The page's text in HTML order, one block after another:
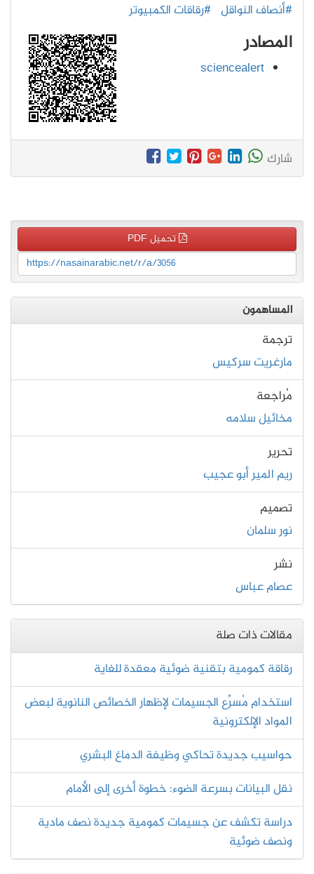
#أنصاف النواقل #رقاقات الكمبيوتر
المصادر
sciencealert
شارك
تحميل PDF
https://nasainarabic.net/r/a/3056
المساهمون
ترجمة
مارغريت سركيس
مُراجعة
مخائيل سلامه
تحرير
ريم المير أبو عجيب
تصميم
نور سلمان
نشر
عصام عباس
مقالات ذات صلة
رقاقة كمومية بتقنية ضوئية معقدة للغاية
استخدام مُسرِّع الجسيمات لإظهار الخصائص النانوية لبعض
المواد الإلكترونية
حواسيب جديدة تحاكي وظيفة الدماغ البشري
نقل البيانات بسرعة الضوء: خطوة أخرى إلى الأمام
دراسة تكشف عن جسيمات كمومية جديدة نصف مادية
ونصف ضوئية